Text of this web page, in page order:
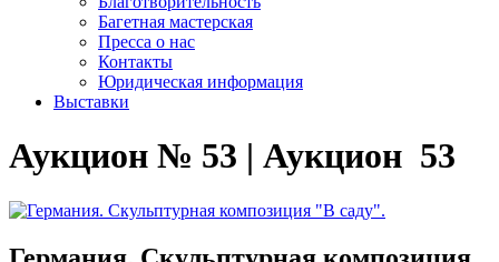
Багетная мастерская
Пресса о нас
Контакты
Юридическая информация
Выставки
Аукцион № 53 | Аукцион 53